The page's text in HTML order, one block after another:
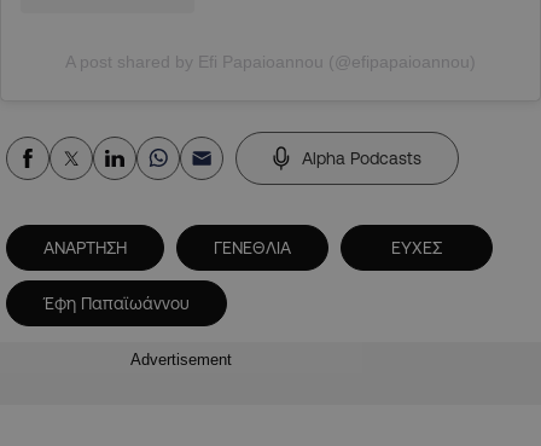
A post shared by Efi Papaioannou (@efipapaioannou)
Alpha Podcasts
ΑΝΑΡΤΗΣΗ ΓΕΝΕΘΛΙΑ ΕΥΧΕΣ
Έφη Παπαϊωάννου
Advertisement